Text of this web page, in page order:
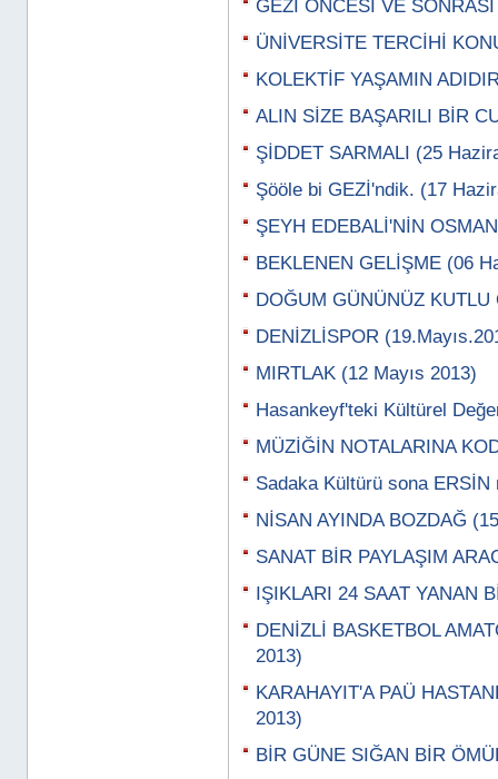
GEZİ ÖNCESİ VE
ÜNİVERSİTE TERCİHİ
KOLEKTİF YAŞAMIN
ALIN SİZE BAŞARILI BİR
ŞİDDET SARMALI (25
Şööle bi GEZİ'ndik. (17
ŞEYH EDEBALİ'NİN
BEKLENEN GELİŞME (06
DOĞUM GÜNÜNÜZ KUTLU
DENİZLİSPOR
MIRTLAK (12 Mayıs 2013)
Hasankeyf'teki Kültürel
MÜZİĞİN NOTALARINA
Sadaka Kültürü sona
NİSAN AYINDA BOZDAĞ
SANAT BİR PAYLAŞIM
IŞIKLARI 24 SAAT YANAN
DENİZLİ BASKETBOL
2013)
KARAHAYIT'A PAÜ
2013)
BİR GÜNE SIĞAN BİR